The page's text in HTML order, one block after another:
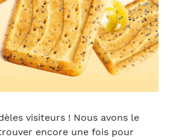
visiteurs ! Nous avons le
encore une fois pour